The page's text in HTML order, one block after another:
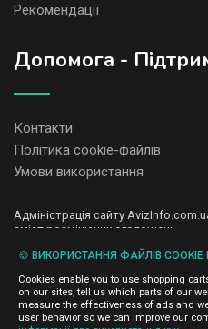
Рекомендації
Допомога -
Контакти
Політика cookie-файлів
Умови використання
Адміністрація сайту
зміст розміщених оголошень.
і не продаємо особисту
AvizInfo.com.ua третім особам. Ми
конфіденційності сайтів на які
деяких сторінках нашого сайту
Adsense Advertising Network. Щоб
🍪 ВИКОРИСТАННЯ ФАЙЛІВ COOKIE
Cookies enable you to use shopping
on our sites, tell us which parts of our
measure the effectiveness of ads and
user behavior so we can improve our